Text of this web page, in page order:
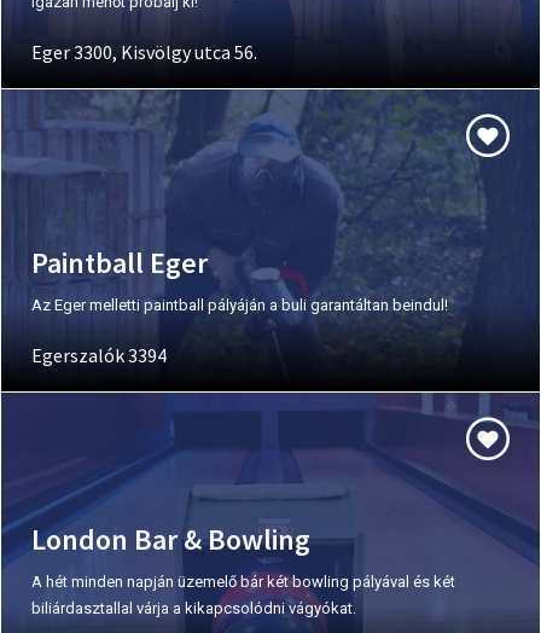
Eger 3300, Kisvölgy utca 56.
Paintball Eger
Az Eger melletti paintball pályáján a buli garantáltan beindul!
Egerszalók 3394
London Bar & Bowling
A hét minden napján üzemelő bár két bowling pályával és két
biliárdasztallal várja a kikapcsolódni vágyókat.